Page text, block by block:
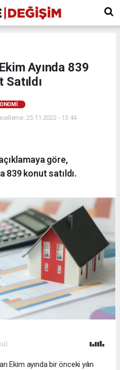
Ayında 839
Satıldı
25.11.2022 - 13:44
göre,
839 konut satıldı.
Ekim ayında bir önceki yılın